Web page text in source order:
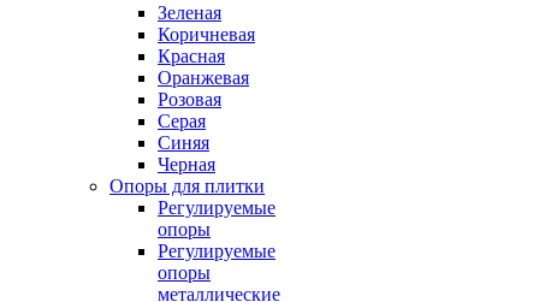
Зеленая
Коричневая
Красная
Оранжевая
Розовая
Серая
Синяя
Черная
Опоры для плитки
Регулируемые
опоры
Регулируемые
опоры
металлические